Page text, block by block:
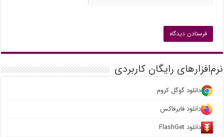
نرم‌افزارهای رایگان کاربردی
دانلود گوگل کروم
دانلود فایرفاکس
دانلود FlashGet